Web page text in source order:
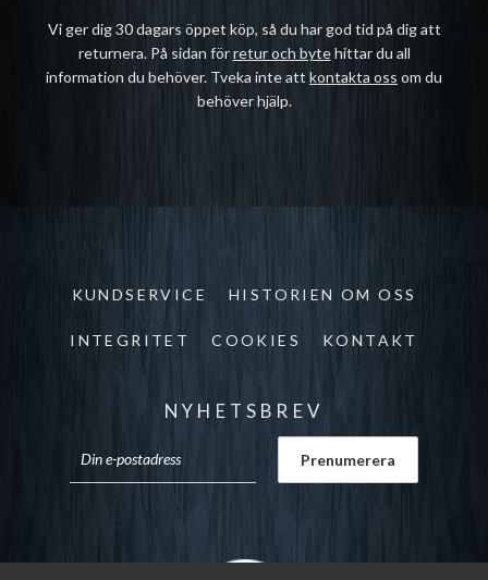
Vi ger dig 30 dagars öppet köp, så du har god tid på dig att
returnera. På sidan förretur och bytehittar du all
information du behöver. Tveka inte att kontakta oss om du
behöver hjälp.
KUNDSERVICE HISTORIEN OM OSS
INTEGRITET COOKIES KONTAKT
NYHETSBREV